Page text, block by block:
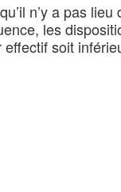
n’y a pas lieu
les
soit